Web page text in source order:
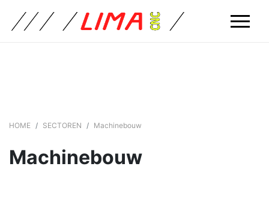
HOME SECTOREN Machinebouw
Machinebouw